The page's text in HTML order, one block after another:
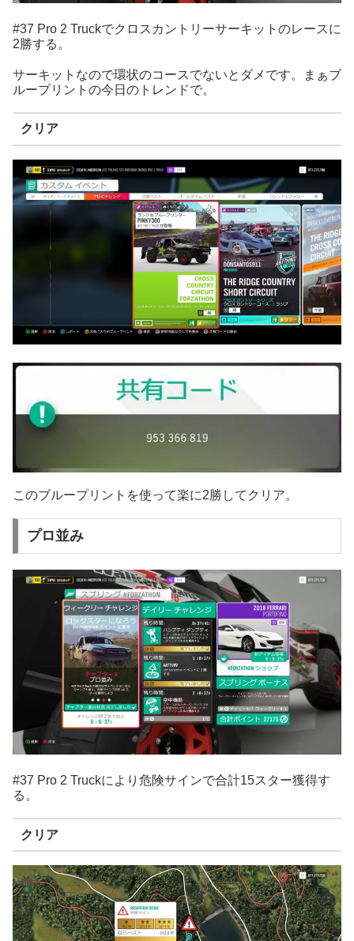
#37 Pro 2 Truckでクロスカントリーサーキットのレースに
2勝する。
サーキットなので環状のコースでないとダメです。まぁブ
ループリントの今日のトレンドで。
クリア
このブループリントを使って楽に2勝してクリア。
プロ並み
#37 Pro 2 Truckにより危険サインで合計15スター獲得す
る。
クリア